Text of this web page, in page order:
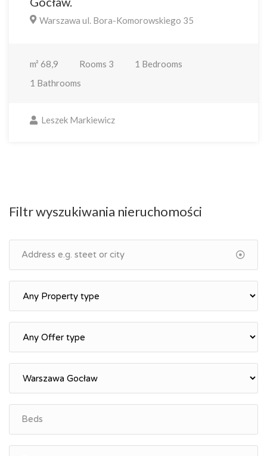
Warszawa ul. Bora-Komorowskiego 35
m² 68,9 Rooms 3 1 Bedrooms
1 Bathrooms
Leszek Markiewicz
Filtr wyszukiwania nieruchomości